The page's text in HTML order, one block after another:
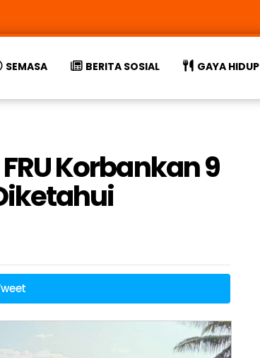
SEMASA BERITA SOSIAL GAYA HIDUP
Korbankan 9